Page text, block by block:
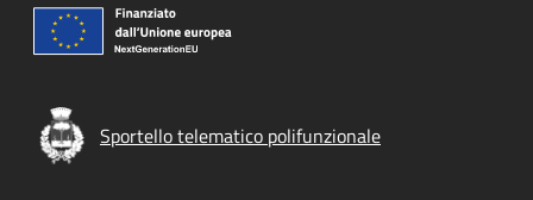
Sportello telematico polifunzionale